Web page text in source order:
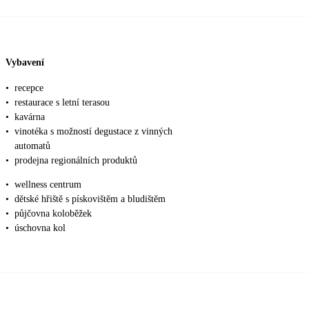
Vybavení
• recepce
• restaurace s letní terasou
• kavárna
• vinotéka s možností degustace z vinných
automatů
• prodejna regionálních produktů
• wellness centrum
• dětské hřiště s pískovištěm a bludištěm
• půjčovna koloběžek
• úschovna kol